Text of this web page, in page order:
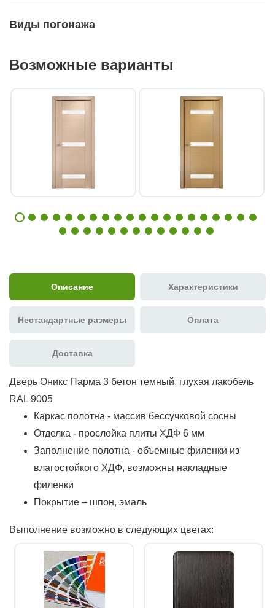
Виды погонажа
Возможные варианты
Описание Характеристики
Нестандартные размеры Оплата
Доставка
Дверь Оникс Парма 3 бетон темный, глухая лакобель
RAL 9005
Каркас полотна - массив бессучковой сосны
Отделка - прослойка плиты ХДФ 6 мм
Заполнение полотна - объемные филенки из
влагостойкого ХДФ, возможны накладные
филенки
Покрытие – шпон, эмаль
Выполнение возможно в следующих цветах: